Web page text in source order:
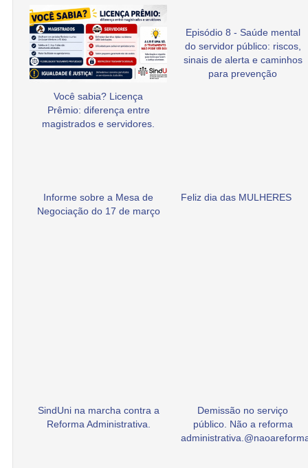
Você sabia? Licença
Prêmio: diferença entre
magistrados e servidores.
Episódio 8 - Saúde mental
do servidor público: riscos,
sinais de alerta e caminhos
para prevenção
Informe sobre a Mesa de
Negociação do 17 de março
Feliz dia das MULHERES
SindUni na marcha contra a
Reforma Administrativa.
Demissão no serviço
público. Não a reforma